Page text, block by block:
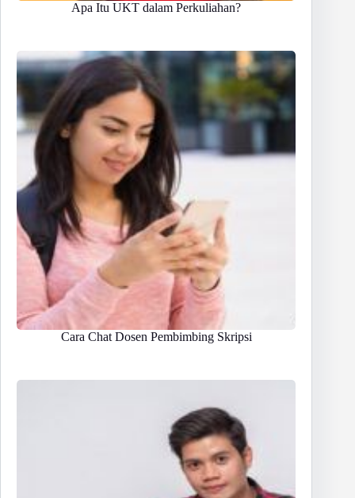
Apa Itu UKT dalam Perkuliahan?
Cara Chat Dosen Pembimbing Skripsi